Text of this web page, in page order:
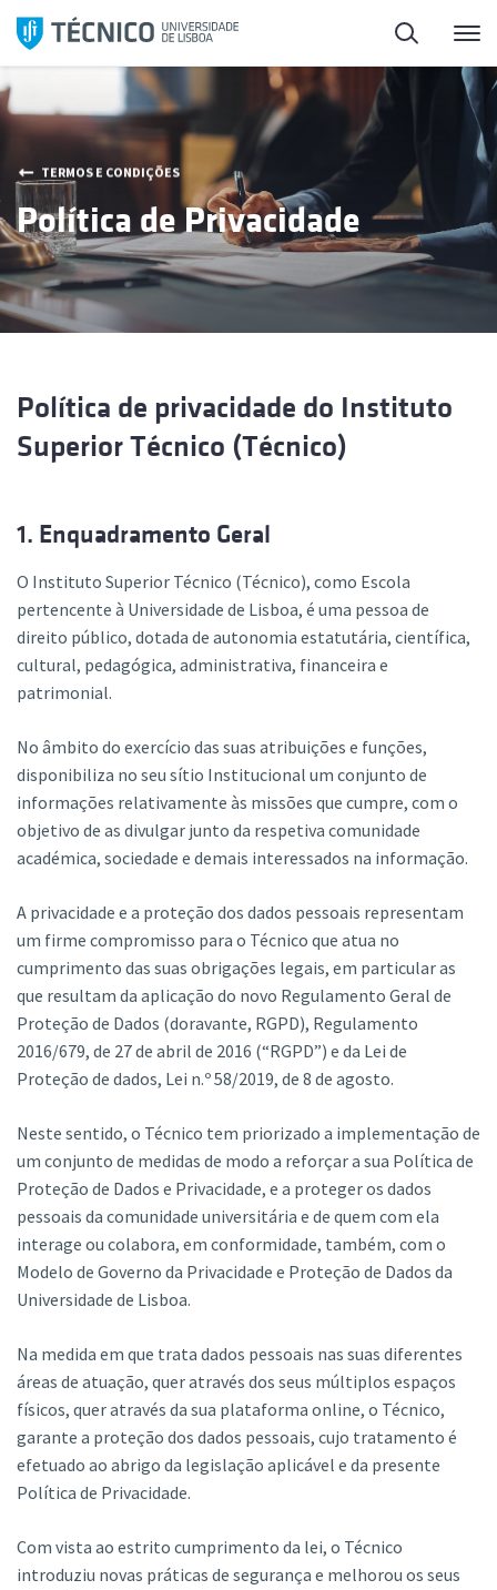
Saltar
para
o
conteúdo
Pesquisa
TERMOS E CONDIÇÕES
Política de Privacidade
Política de privacidade do Instituto
Superior Técnico (Técnico)
1. Enquadramento Geral
O Instituto Superior Técnico (Técnico), como Escola
pertencente à Universidade de Lisboa, é uma pessoa de
direito público, dotada de autonomia estatutária, científica,
cultural, pedagógica, administrativa, financeira e
patrimonial.
No âmbito do exercício das suas atribuições e funções,
disponibiliza no seu sítio Institucional um conjunto de
informações relativamente às missões que cumpre, com o
objetivo de as divulgar junto da respetiva comunidade
académica, sociedade e demais interessados na informação.
A privacidade e a proteção dos dados pessoais representam
um firme compromisso para o Técnico que atua no
cumprimento das suas obrigações legais, em particular as
que resultam da aplicação do novo Regulamento Geral de
Proteção de Dados (doravante, RGPD), Regulamento
2016/679, de 27 de abril de 2016 (“RGPD”) e da Lei de
Proteção de dados, Lei n.º 58/2019, de 8 de agosto.
Neste sentido, o Técnico tem priorizado a implementação de
um conjunto de medidas de modo a reforçar a sua Política de
Proteção de Dados e Privacidade, e a proteger os dados
pessoais da comunidade universitária e de quem com ela
interage ou colabora, em conformidade, também, com o
Modelo de Governo da Privacidade e Proteção de Dados da
Universidade de Lisboa.
Na medida em que trata dados pessoais nas suas diferentes
áreas de atuação, quer através dos seus múltiplos espaços
físicos, quer através da sua plataforma online, o Técnico,
garante a proteção dos dados pessoais, cujo tratamento é
efetuado ao abrigo da legislação aplicável e da presente
Política de Privacidade.
Com vista ao estrito cumprimento da lei, o Técnico
introduziu novas práticas de segurança e melhorou os seus